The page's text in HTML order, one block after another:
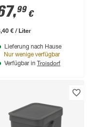
,99 €
€ / Liter
Lieferung nach Hause
Nur wenige verfügbar
Verfügbar in Troisdorf